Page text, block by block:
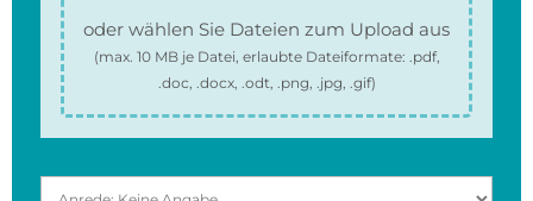
oder wählen Sie Dateien zum Upload aus
(max. 10 MBje Datei, erlaubte Dateiformate: .pdf,
.doc, .docx, .odt, .png, .jpg, .gif)